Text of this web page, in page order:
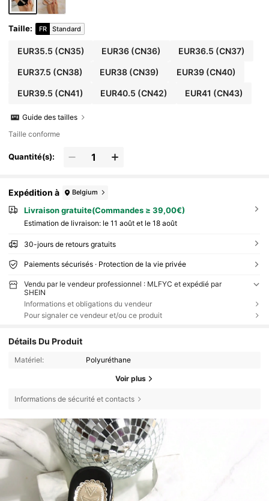
Taille: FR Standard
EUR35.5 (CN35) EUR36 (CN36) EUR36.5 (CN37)
EUR37.5 (CN38) EUR38 (CN39) EUR39(CN40)
EUR39.5 (CN41) EUR40.5 (CN42) EUR41 (CN43)
Guide des tailles
Taille conforme
Quantité(s):
Expédition à Belgium
Livraison gratuite(Commandes ≥ 39,00€)
Estimation de livraison: le 11 août et le 18 août
30-jours de retours gratuits
Paiements sécurisés · Protection de la vie privée
Vendu par le vendeur professionnel : MLFYC et expédié par
SHEIN
Informations et obligations du vendeur
Pour signaler ce vendeur et/ou ce produit
Détails Du Produit
Matériel: Polyuréthane
Voir plus
Informations de sécurité et contacts